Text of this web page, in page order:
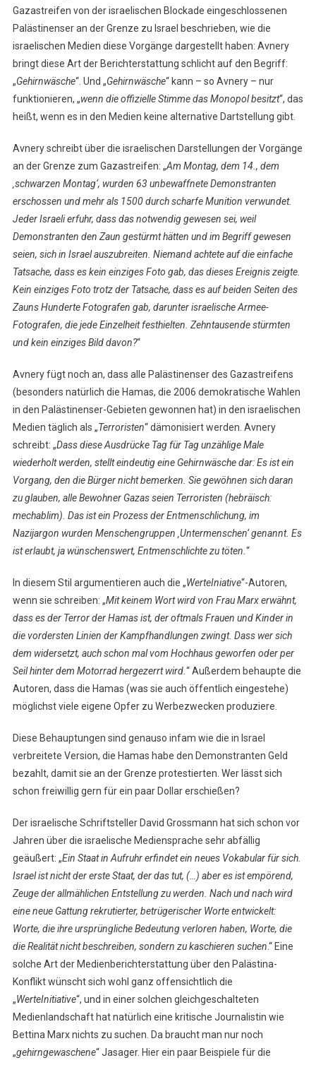
Gazastreifen von der israelischen Blockade eingeschlossenen
Palästinenser an der Grenze zu Israel beschrieben, wie die
israelischen Medien diese Vorgänge dargestellt haben: Avnery
bringt diese Art der Berichterstattung schlicht auf den Begriff:
„Gehirnwäsche“. Und „Gehirnwäsche“ kann – so Avnery – nur
funktionieren, „wenn die offizielle Stimme das Monopol besitzt“, das
heißt, wenn es in den Medien keine alternative Dartstellung gibt.
Avnery schreibt über die israelischen Darstellungen der Vorgänge
an der Grenze zum Gazastreifen: „Am Montag, dem 14., dem
‚schwarzen Montag‘, wurden 63 unbewaffnete Demonstranten
erschossen und mehr als 1500 durch scharfe Munition verwundet.
Jeder Israeli erfuhr, dass das notwendig gewesen sei, weil
Demonstranten den Zaun gestürmt hätten und im Begriff gewesen
seien, sich in Israel auszubreiten. Niemand achtete auf die einfache
Tatsache, dass es kein einziges Foto gab, das dieses Ereignis zeigte.
Kein einziges Foto trotz der Tatsache, dass es auf beiden Seiten des
Zauns Hunderte Fotografen gab, darunter israelische Armee-
Fotografen, die jede Einzelheit festhielten. Zehntausende stürmten
und kein einziges Bild davon?“
Avnery fügt noch an, dass alle Palästinenser des Gazastreifens
(besonders natürlich die Hamas, die 2006 demokratische Wahlen
in den Palästinenser-Gebieten gewonnen hat) in den israelischen
Medien täglich als „Terroristen“ dämonisiert werden. Avnery
schreibt: „Dass diese Ausdrücke Tag für Tag unzählige Male
wiederholt werden, stellt eindeutig eine Gehirnwäsche dar: Es ist ein
Vorgang, den die Bürger nicht bemerken. Sie gewöhnen sich daran
zu glauben, alle Bewohner Gazas seien Terroristen (hebräisch:
mechablim). Das ist ein Prozess der Entmenschlichung, im
Nazijargon wurden Menschengruppen ‚Untermenschen‘ genannt. Es
ist erlaubt, ja wünschenswert, Entmenschlichte zu töten.“
In diesem Stil argumentieren auch die „WerteIniative“-Autoren,
wenn sie schreiben: „Mit keinem Wort wird von Frau Marx erwähnt,
dass es der Terror der Hamas ist, der oftmals Frauen und Kinder in
die vordersten Linien der Kampfhandlungen zwingt. Dass wer sich
dem widersetzt, auch schon mal vom Hochhaus geworfen oder per
Seil hinter dem Motorrad hergezerrt wird.“ Außerdem behaupte die
Autoren, dass die Hamas (was sie auch öffentlich eingestehe)
möglichst viele eigene Opfer zu Werbezwecken produziere.
Diese Behauptungen sind genauso infam wie die in Israel
verbreitete Version, die Hamas habe den Demonstranten Geld
bezahlt, damit sie an der Grenze protestierten. Wer lässt sich
schon freiwillig gern für ein paar Dollar erschießen?
Der israelische Schriftsteller David Grossmann hat sich schon vor
Jahren über die israelische Mediensprache sehr abfällig
geäußert: „Ein Staat in Aufruhr erfindet ein neues Vokabular für sich.
Israel ist nicht der erste Staat, der das tut, (…) aber es ist empörend,
Zeuge der allmählichen Entstellung zu werden. Nach und nach wird
eine neue Gattung rekrutierter, betrügerischer Worte entwickelt:
Worte, die ihre ursprüngliche Bedeutung verloren haben, Worte, die
die Realität nicht beschreiben, sondern zu kaschieren suchen.“ Eine
solche Art der Medienberichterstattung über den Palästina-
Konflikt wünscht sich wohl ganz offensichtlich die
„WerteInitiative“, und in einer solchen gleichgeschalteten
Medienlandschaft hat natürlich eine kritische Journalistin wie
Bettina Marx nichts zu suchen. Da braucht man nur noch
„gehirngewaschene“ Jasager. Hier ein paar Beispiele für die